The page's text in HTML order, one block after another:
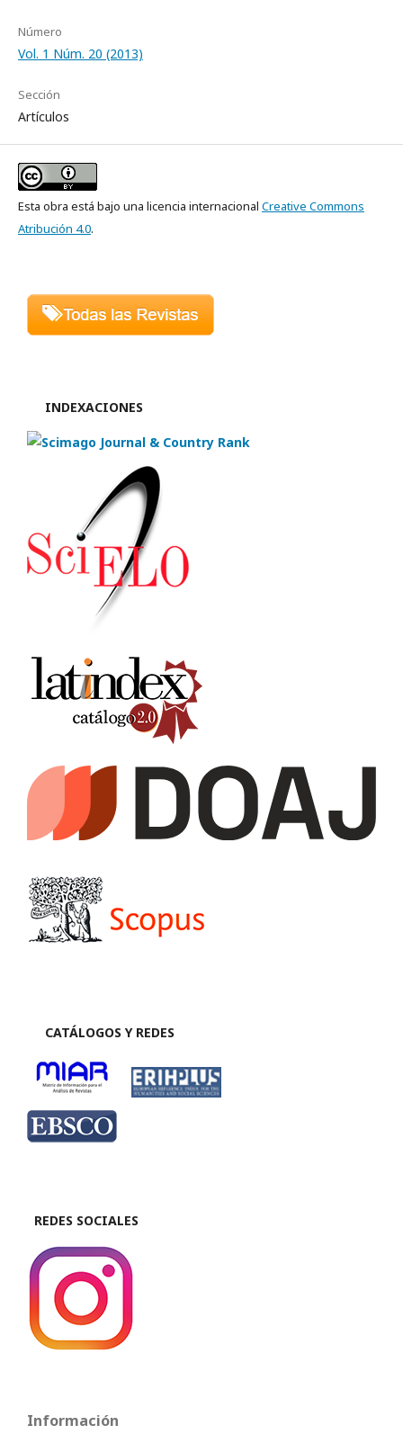
Número
Vol. 1 Núm. 20 (2013)
Sección
Artículos
Esta obra está bajo una licencia internacional Creative Commons
Atribución 4.0.
INDEXACIONES
CATÁLOGOS Y REDES
REDES SOCIALES
Información